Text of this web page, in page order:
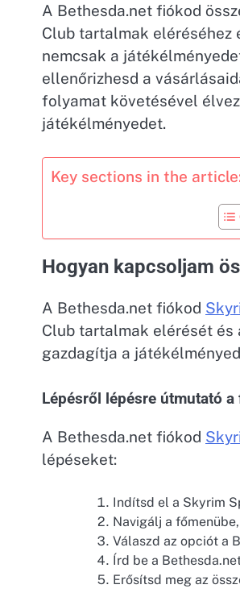
A Bethesda.net fiókod
Club tartalmak eléréséhez
nemcsak a
ellenőrizhesd a
folyamat követésével
játékélményedet.
Key sections in the
Hogyan kapcsoljam
A Bethesda.net fiókod
Club tartalmak elérését és
gazdagítja a
Lépésről lépésre útmutató
A Bethesda.net fiókod
lépéseket:
Indítsd el a Skyrim
Navigálj a
Válaszd az opciót a
Írd be a
Erősítsd meg az